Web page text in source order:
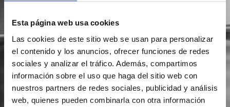
Esta página web usa cookies
Las cookies de este sitio web se usan para personalizar
el contenido y los anuncios, ofrecer funciones de redes
sociales y analizar el tráfico. Además, compartimos
información sobre el uso que haga del sitio web con
nuestros partners de redes sociales, publicidad y análisis
web, quienes pueden combinarla con otra información